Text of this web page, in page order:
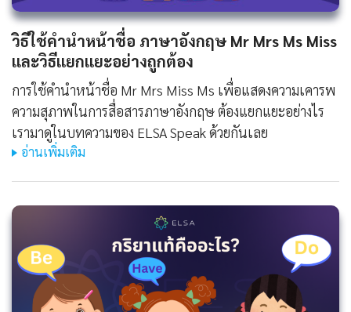
วิธีใช้คํานําหน้าชื่อ ภาษาอังกฤษ Mr Mrs Ms Miss
และวิธีแยกแยะอย่างถูกต้อง
การใช้คำนำหน้าชื่อ Mr Mrs Miss Ms เพื่อแสดงความเคารพ
ความสุภาพในการสื่อสารภาษาอังกฤษ ต้องแยกแยะอย่างไร
เรามาดูในบทความของ ELSA Speak ด้วยกันเลย
อ่านเพิ่มเติม